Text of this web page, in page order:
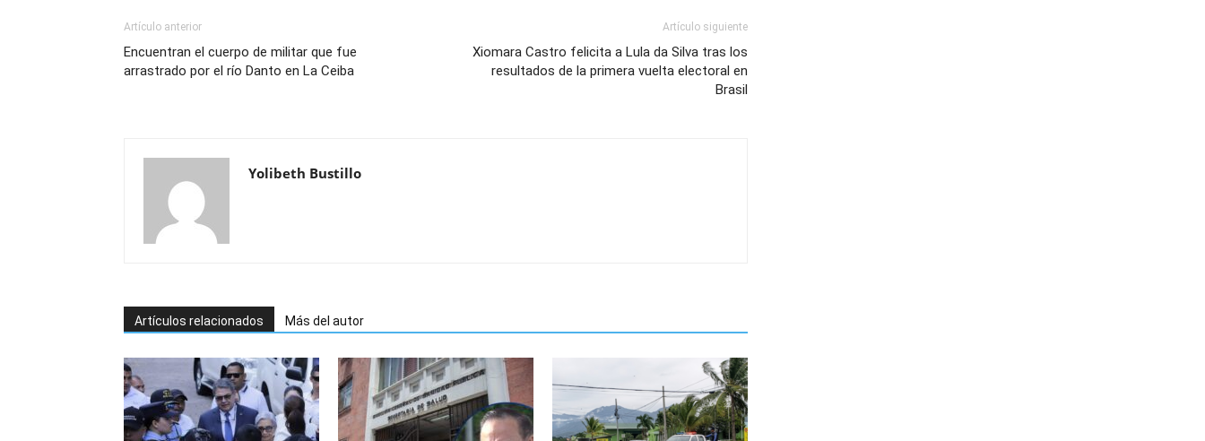
Artículo anterior
Encuentran el cuerpo de militar que fue
arrastrado por el río Danto en La Ceiba
Artículo siguiente
Xiomara Castro felicita a Lula da Silva tras los
resultados de la primera vuelta electoral en
Brasil
Yolibeth Bustillo
Artículos relacionados Más del autor